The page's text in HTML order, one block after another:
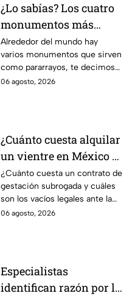
¿Lo sabías? Los cuatro
monumentos más
famosos del mundo que
también funcionan
como pararrayos
Alrededor del mundo hay
varios monumentos que sirven
como pararrayos, te decimos
los cuatro más icónicos y
06 agosto, 2026
¿Cuánto cuesta alquilar
un vientre en México y
en qué estados se
permite la gestación
subrogada?
¿Cuánto cuesta un contrato de
gestación subrogada y cuáles
son los vacíos legales ante la
falta de una ley federal que
06 agosto, 2026
Especialistas
identifican razón por la